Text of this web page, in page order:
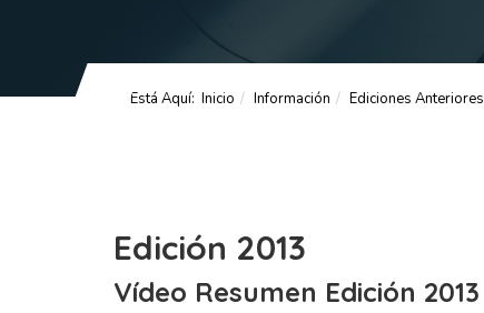
Está Aquí: Inicio Información Ediciones Anteriores
Edición 2013
Vídeo Resumen Edición 2013